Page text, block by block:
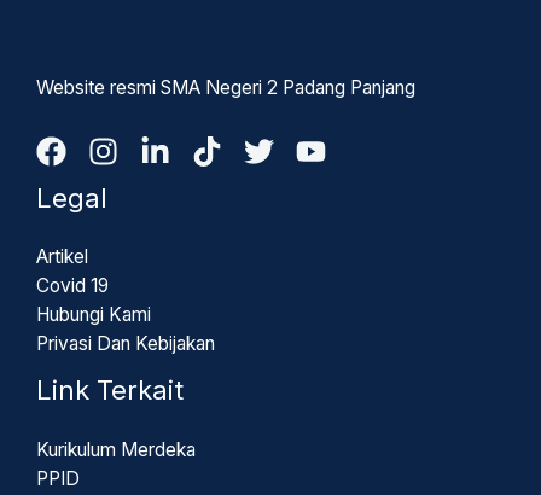
Website resmi SMA Negeri 2 Padang Panjang
Legal
Artikel
Covid 19
Hubungi Kami
Privasi Dan Kebijakan
Link Terkait
Kurikulum Merdeka
PPID